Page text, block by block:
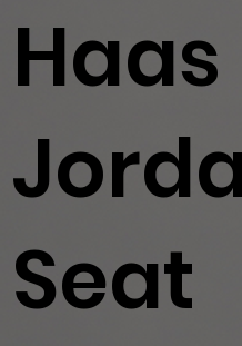
Haas
Seat